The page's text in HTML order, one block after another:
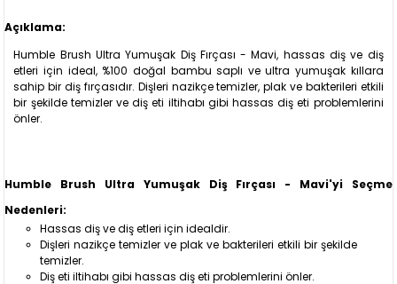
Açıklama:
Humble Brush Ultra Yumuşak Diş Fırçası - Mavi, hassas diş ve diş
etleri için ideal, %100 doğal bambu saplı ve ultra yumuşak kıllara
sahip bir diş fırçasıdır. Dişleri nazikçe temizler, plak ve bakterileri etkili
bir şekilde temizler ve diş eti iltihabı gibi hassas diş eti problemlerini
önler.
Humble Brush Ultra Yumuşak Diş Fırçası - Mavi'yi Seçme
Nedenleri:
Hassas diş ve diş etleri için idealdir.
Dişleri nazikçe temizler ve plak ve bakterileri etkili bir şekilde
temizler.
Diş eti iltihabı gibi hassas diş eti problemlerini önler.